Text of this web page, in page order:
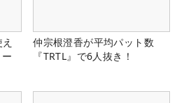
仲宗根澄香が平均パット数
『TRTL』で6人抜き！